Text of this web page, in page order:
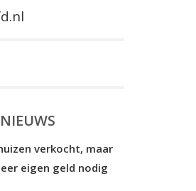
verkocht, maar
eigen geld nodig